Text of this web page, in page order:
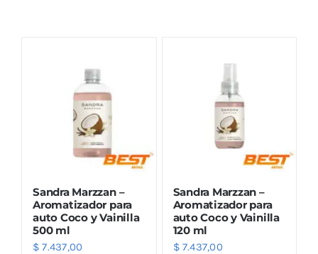
Mayorista
Marcas
Sandra Marzzan –
Aromatizador para
auto Coco y Vainilla
500 ml
$ 7.437,00
Sandra Marzzan –
Aromatizador para
auto Coco y Vainilla
120 ml
$7.437,00